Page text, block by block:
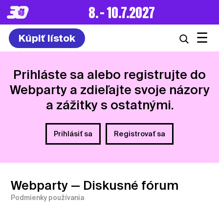
8. – 10.7.2027
Kúpiť lístok ☰
Prihláste sa alebo registrujte do
Webparty a zdieľajte svoje názory
a zážitky s ostatnými.
Prihlásiť sa Registrovať sa
Webparty — Diskusné fórum
Podmienky používania